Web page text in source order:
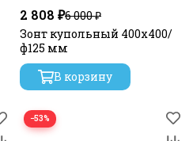
2 808 ₽6 000 ₽
Зонт купольный 400х400/
ф125 мм
В корзину
−53%